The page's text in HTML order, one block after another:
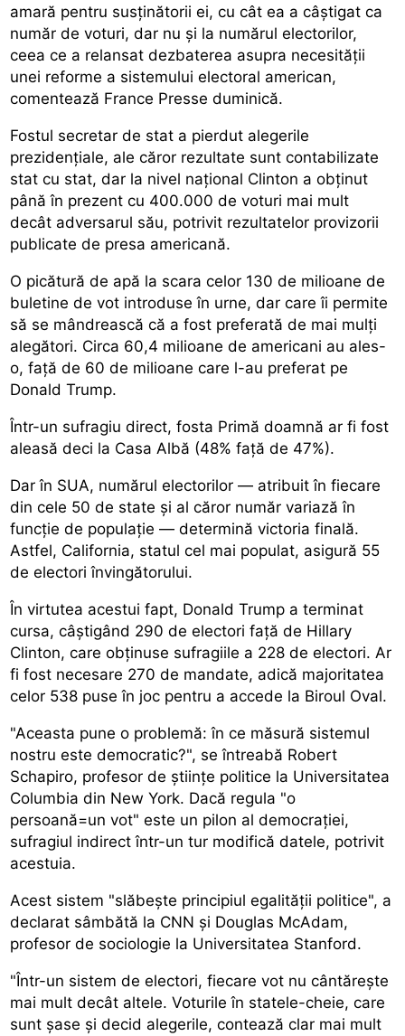
amară pentru susținătorii ei, cu cât ea a câștigat ca
număr de voturi, dar nu și la numărul electorilor,
ceea ce a relansat dezbaterea asupra necesității
unei reforme a sistemului electoral american,
comentează France Presse duminică.
Fostul secretar de stat a pierdut alegerile
prezidențiale, ale căror rezultate sunt contabilizate
stat cu stat, dar la nivel național Clinton a obținut
până în prezent cu 400.000 de voturi mai mult
decât adversarul său, potrivit rezultatelor provizorii
publicate de presa americană.
O picătură de apă la scara celor 130 de milioane de
buletine de vot introduse în urne, dar care îi permite
să se mândrească că a fost preferată de mai mulți
alegători. Circa 60,4 milioane de americani au ales-
o, față de 60 de milioane care l-au preferat pe
Donald Trump.
Într-un sufragiu direct, fosta Primă doamnă ar fi fost
aleasă deci la Casa Albă (48% față de 47%).
Dar în SUA, numărul electorilor — atribuit în fiecare
din cele 50 de state și al căror număr variază în
funcție de populație — determină victoria finală.
Astfel, California, statul cel mai populat, asigură 55
de electori învingătorului.
În virtutea acestui fapt, Donald Trump a terminat
cursa, câștigând 290 de electori față de Hillary
Clinton, care obținuse sufragiile a 228 de electori. Ar
fi fost necesare 270 de mandate, adică majoritatea
celor 538 puse în joc pentru a accede la Biroul Oval.
"Aceasta pune o problemă: în ce măsură sistemul
nostru este democratic?", se întreabă Robert
Schapiro, profesor de științe politice la Universitatea
Columbia din New York. Dacă regula "o
persoană=un vot" este un pilon al democrației,
sufragiul indirect într-un tur modifică datele, potrivit
acestuia.
Acest sistem "slăbește principiul egalității politice", a
declarat sâmbătă la CNN și Douglas McAdam,
profesor de sociologie la Universitatea Stanford.
"Într-un sistem de electori, fiecare vot nu cântărește
mai mult decât altele. Voturile în statele-cheie, care
sunt șase și decid alegerile, contează clar mai mult